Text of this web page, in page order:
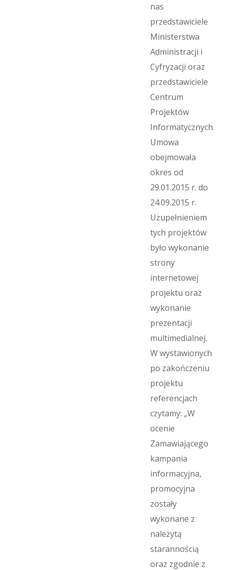
nas
przedstawiciele
Ministerstwa
Administracji i
Cyfryzacji oraz
przedstawiciele
Centrum
Projektów
Informatycznych.
Umowa
obejmowała
okres od
29.01.2015 r. do
24.09.2015 r.
Uzupełnieniem
tych projektów
było wykonanie
strony
internetowej
projektu oraz
wykonanie
prezentacji
multimedialnej.
W wystawionych
po zakończeniu
projektu
referencjach
czytamy: „W
ocenie
Zamawiającego
kampania
informacyjna,
promocyjna
zostały
wykonane z
należytą
starannością
oraz zgodnie z